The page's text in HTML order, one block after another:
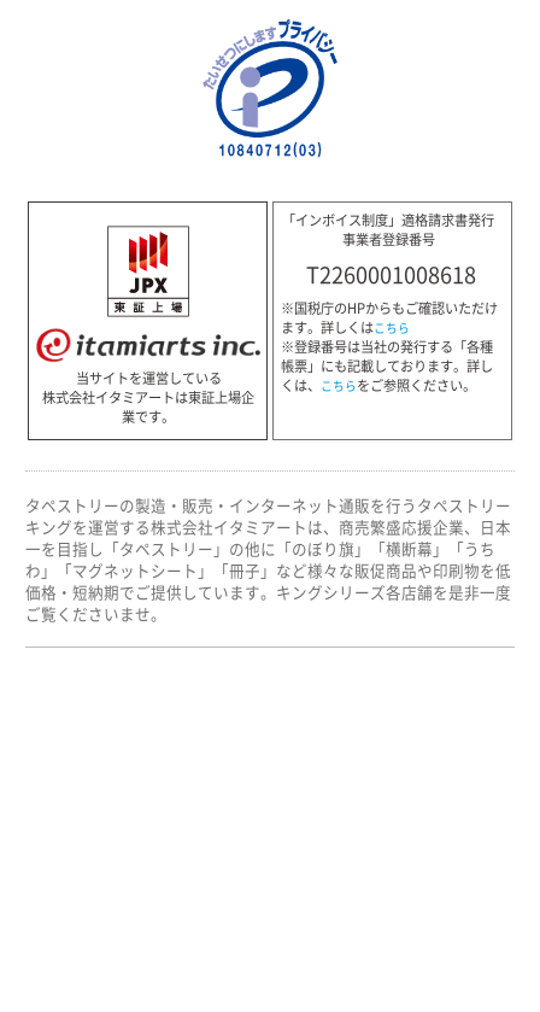
当サイトを運営している
株式会社イタミアートは東証上場企
業です。
「インボイス制度」適格請求書発行
事業者登録番号
T2260001008618
※国税庁のHPからもご確認いただけ
ます。詳しくはこちら
※登録番号は当社の発行する「各種
帳票」にも記載しております。詳し
くは、 こちらをご参照ください。
タペストリーの製造・販売・インターネット通販を行うタペストリー
キングを運営する株式会社イタミアートは、商売繁盛応援企業、日本
一を目指し「タペストリー」の他に「のぼり旗」「横断幕」「うち
わ」「マグネットシート」「冊子」など様々な販促商品や印刷物を低
価格・短納期でご提供しています。キングシリーズ各店舗を是非一度
ご覧くださいませ。